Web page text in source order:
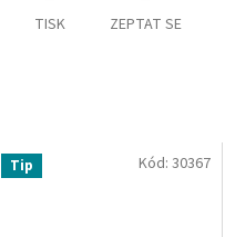
TISK ZEPTAT SE
Tip Kód:30367